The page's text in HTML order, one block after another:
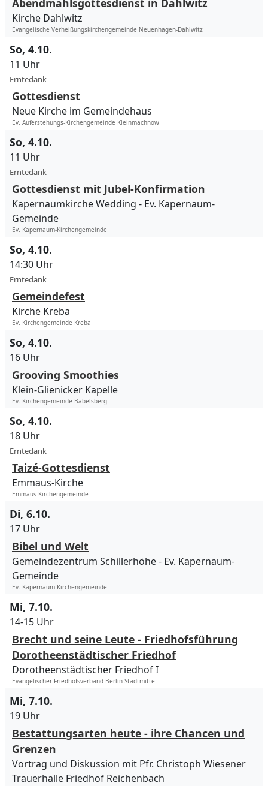
Abendmahlsgottesdienst in Dahlwitz
Kirche Dahlwitz
Evangelische Verheißungskirchengemeinde Neuenhagen-Dahlwitz
So, 4.10.
11 Uhr
Erntedank
Gottesdienst
Neue Kirche im Gemeindehaus
Ev. Auferstehungs-Kirchengemeinde Kleinmachnow
So, 4.10.
11 Uhr
Erntedank
Gottesdienst mit Jubel-Konfirmation
Kapernaumkirche Wedding
Ev. Kapernaum-
Gemeinde
Ev. Kapernaum-Kirchengemeinde
So, 4.10.
14:30 Uhr
Erntedank
Gemeindefest
Kirche Kreba
Ev. Kirchengemeinde Kreba
So, 4.10.
16 Uhr
Grooving Smoothies
Klein-Glienicker Kapelle
Ev. Kirchengemeinde Babelsberg
So, 4.10.
18 Uhr
Erntedank
Taizé-Gottesdienst
Emmaus-Kirche
Emmaus-Kirchengemeinde
Di, 6.10.
17 Uhr
Bibel und Welt
Gemeindezentrum Schillerhöhe
Ev. Kapernaum-
Gemeinde
Ev. Kapernaum-Kirchengemeinde
Mi, 7.10.
14-15 Uhr
Brecht und seine Leute - Friedhofsführung
Dorotheenstädtischer Friedhof
Dorotheenstädtischer Friedhof I
Evangelischer Friedhofsverband Berlin Stadtmitte
Mi, 7.10.
19 Uhr
Bestattungsarten heute - ihre Chancen und
Grenzen
Vortrag und Diskussion mit Pfr. Christoph Wiesener
Trauerhalle Friedhof Reichenbach